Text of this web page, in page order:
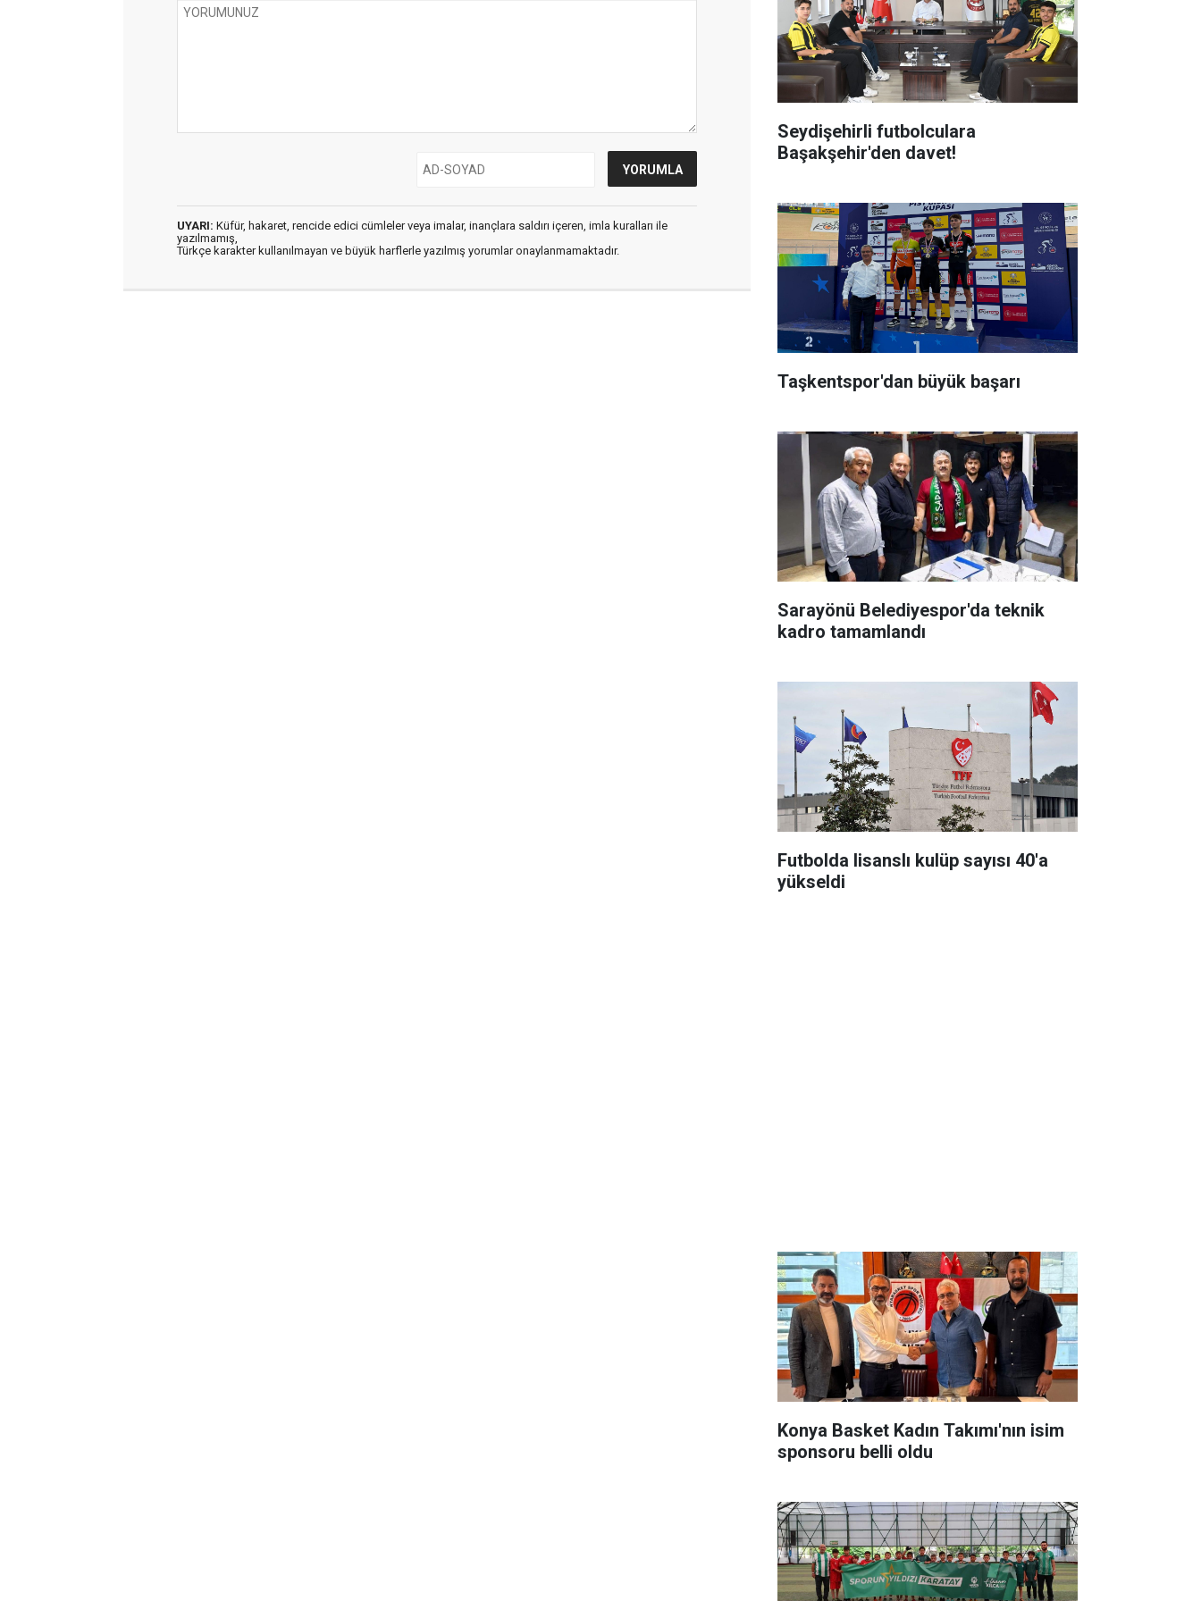
UYARI: Küfür, hakaret, rencide edici cümleler veya imalar, inançlara saldırı içeren, imla kuralları ile
yazılmamış,
Türkçe karakter kullanılmayan ve büyük harflerle yazılmış yorumlar onaylanmamaktadır.
Seydişehirli futbolculara
Başakşehir'den davet!
Taşkentspor'dan büyük başarı
Sarayönü Belediyespor'da teknik
kadro tamamlandı
Futbolda lisanslı kulüp sayısı 40'a
yükseldi
Konya Basket Kadın Takımı'nın isim
sponsoru belli oldu